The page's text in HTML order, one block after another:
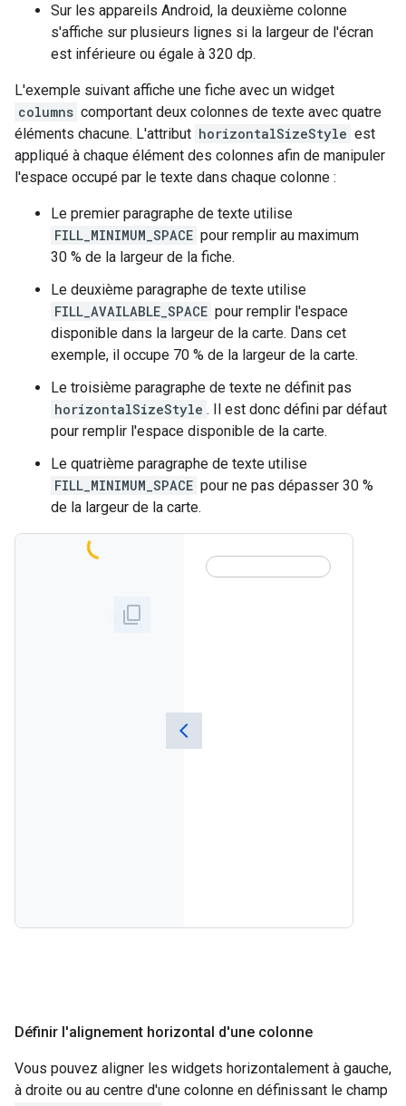
Sur les appareils Android, la deuxième colonne
s'affiche sur plusieurs lignes si la largeur de l'écran
est inférieure ou égale à 320 dp.
L'exemple suivant affiche une fiche avec un widget
columns comportant deux colonnes de texte avec quatre
éléments chacune. L'attribut horizontalSizeStyle est
appliqué à chaque élément des colonnes afin de manipuler
l'espace occupé par le texte dans chaque colonne :
Le premier paragraphe de texte utilise
FILL_MINIMUM_SPACE pour remplir au maximum
30 % de la largeur de la fiche.
Le deuxième paragraphe de texte utilise
FILL_AVAILABLE_SPACE pour remplir l'espace
disponible dans la largeur de la carte. Dans cet
exemple, il occupe 70 % de la largeur de la carte.
Le troisième paragraphe de texte ne définit pas
horizontalSizeStyle . Il est donc défini par défaut
pour remplir l'espace disponible de la carte.
Le quatrième paragraphe de texte utilise
FILL_MINIMUM_SPACE pour ne pas dépasser 30 %
de la largeur de la carte.
Définir l'alignement horizontal d'une colonne
Vous pouvez aligner les widgets horizontalement à gauche,
à droite ou au centre d'une colonne en définissant le champ